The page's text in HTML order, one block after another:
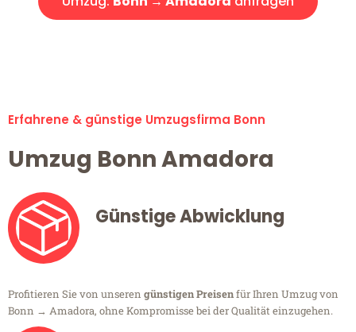
Erfahrene & günstige Umzugsfirma Bonn
Umzug Bonn Amadora
Günstige Abwicklung
Profitieren Sie von unseren günstigen Preisenfür Ihren Umzug von
Bonn → Amadora, ohne Kompromisse bei der Qualität einzugehen.